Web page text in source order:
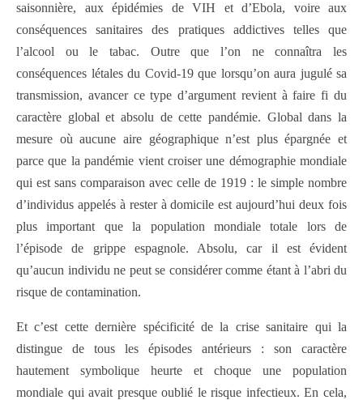
saisonnière, aux épidémies de VIH et d’Ebola, voire aux
conséquences sanitaires des pratiques addictives telles que
l’alcool ou le tabac. Outre que l’on ne connaîtra les
conséquences létales du Covid-19 que lorsqu’on aura jugulé sa
transmission, avancer ce type d’argument revient à faire fi du
caractère global et absolu de cette pandémie. Global dans la
mesure où aucune aire géographique n’est plus épargnée et
parce que la pandémie vient croiser une démographie mondiale
qui est sans comparaison avec celle de 1919 : le simple nombre
d’individus appelés à rester à domicile est aujourd’hui deux fois
plus important que la population mondiale totale lors de
l’épisode de grippe espagnole. Absolu, car il est évident
qu’aucun individu ne peut se considérer comme étant à l’abri du
risque de contamination.
Et c’est cette dernière spécificité de la crise sanitaire qui la
distingue de tous les épisodes antérieurs : son caractère
hautement symbolique heurte et choque une population
mondiale qui avait presque oublié le risque infectieux. En cela,